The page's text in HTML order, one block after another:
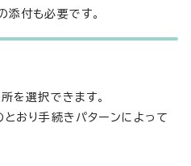
添付も必要です。
を選択できます。
おり手続きパターンによって